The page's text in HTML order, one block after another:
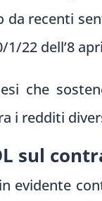
recenti
22 dell’8
che
i redditi
sul
evidente